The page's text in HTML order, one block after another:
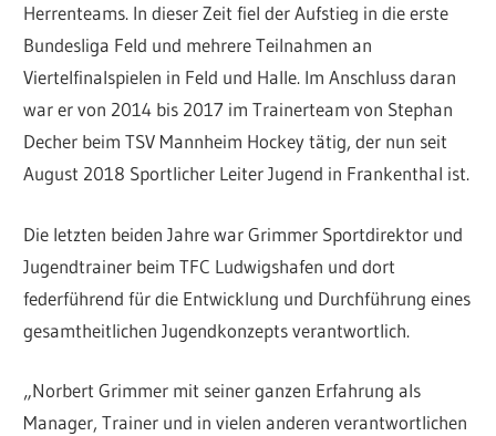
Herrenteams. In dieser Zeit fiel der Aufstieg in die erste
Bundesliga Feld und mehrere Teilnahmen an
Viertelfinalspielen in Feld und Halle. Im Anschluss daran
war er von 2014 bis 2017 im Trainerteam von Stephan
Decher beim TSV Mannheim Hockey tätig, der nun seit
August 2018 Sportlicher Leiter Jugend in Frankenthal ist.
Die letzten beiden Jahre war Grimmer Sportdirektor und
Jugendtrainer beim TFC Ludwigshafen und dort
federführend für die Entwicklung und Durchführung eines
gesamtheitlichen Jugendkonzepts verantwortlich.
„Norbert Grimmer mit seiner ganzen Erfahrung als
Manager, Trainer und in vielen anderen verantwortlichen